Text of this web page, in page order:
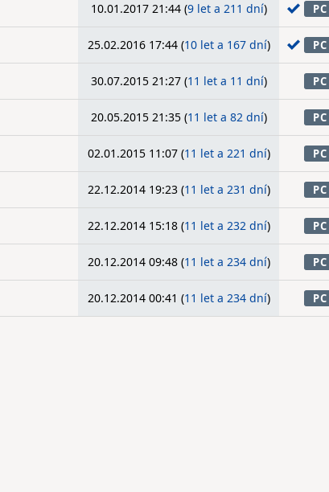
10.01.2017 21:44 (9 let a 211 dní) PC
25.02.2016 17:44 (10 let a 167 dní) PC
30.07.2015 21:27 (11 let a 11 dní) PC
20.05.2015 21:35 (11 let a 82 dní) PC
02.01.2015 11:07 (11 let a 221 dní) PC
22.12.2014 19:23 (11 let a 231 dní) PC
22.12.2014 15:18 (11 let a 232 dní) PC
20.12.2014 09:48 (11 let a 234 dní) PC
20.12.2014 00:41 (11 let a 234 dní) PC